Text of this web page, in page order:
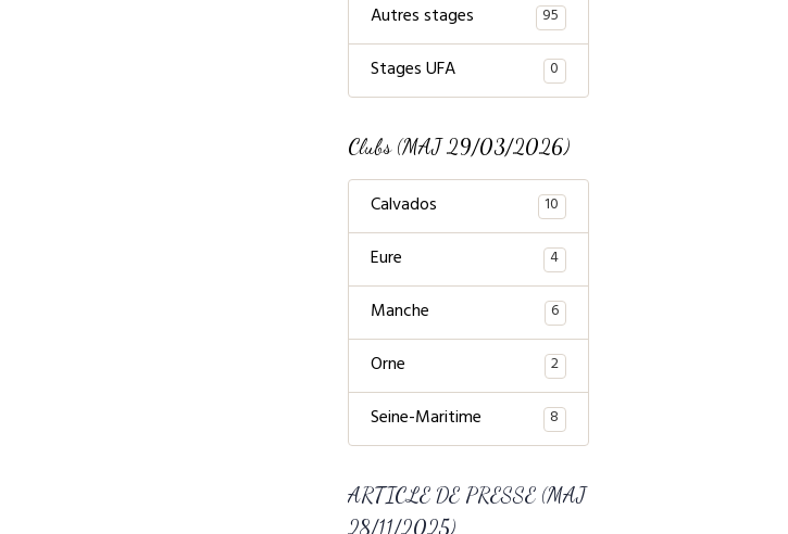
Autres stages 95
Stages UFA 0
Clubs (MAJ 29/03/2026)
Calvados 10
Eure 4
Manche 6
Orne 2
Seine-Maritime 8
ARTICLE DE PRESSE (MAJ
28/11/2025)